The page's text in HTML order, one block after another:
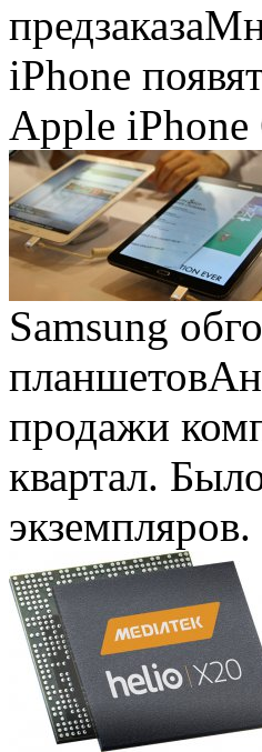
предзаказа
iPhone
Apple iPhone
Samsung
планшетов
продажи
квартал.
экземпляров.